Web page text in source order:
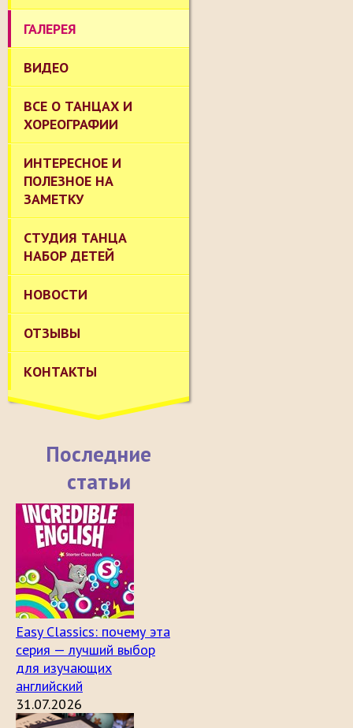
ГАЛЕРЕЯ
ВИДЕО
ВСЕ О ТАНЦАХ И
ХОРЕОГРАФИИ
ИНТЕРЕСНОЕ И
ПОЛЕЗНОЕ НА
ЗАМЕТКУ
СТУДИЯ ТАНЦА
НАБОР ДЕТЕЙ
НОВОСТИ
ОТЗЫВЫ
КОНТАКТЫ
Последние
статьи
Easy Classics: почему эта
серия — лучший выбор
для изучающих
английский
31.07.2026